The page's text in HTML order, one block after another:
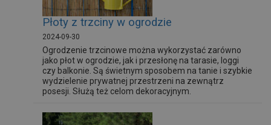
Płoty z trzciny w ogrodzie
2024-09-30
Ogrodzenie trzcinowe można wykorzystać zarówno
jako płot w ogrodzie, jak i przesłonę na tarasie, loggi
czy balkonie. Są świetnym sposobem na tanie i szybkie
wydzielenie prywatnej przestrzeni na zewnątrz
posesji. Służą też celom dekoracyjnym.